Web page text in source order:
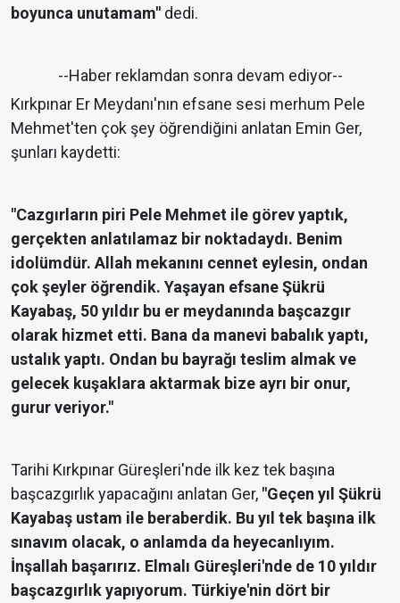
boyunca unutamam" dedi.
--Haber reklamdan sonra devam ediyor--
Kırkpınar Er Meydanı'nın efsane sesi merhum Pele
Mehmet'ten çok şey öğrendiğini anlatan Emin Ger,
şunları kaydetti:
"Cazgırların piri Pele Mehmet ile görev yaptık,
gerçekten anlatılamaz bir noktadaydı. Benim
idolümdür. Allah mekanını cennet eylesin, ondan
çok şeyler öğrendik. Yaşayan efsane Şükrü
Kayabaş, 50 yıldır bu er meydanında başcazgır
olarak hizmet etti. Bana da manevi babalık yaptı,
ustalık yaptı. Ondan bu bayrağı teslim almak ve
gelecek kuşaklara aktarmak bize ayrı bir onur,
gurur veriyor."
Tarihi Kırkpınar Güreşleri'nde ilk kez tek başına
başcazgırlık yapacağını anlatan Ger, "Geçen yıl Şükrü
Kayabaş ustam ile beraberdik. Bu yıl tek başına ilk
sınavım olacak, o anlamda da heyecanlıyım.
İnşallah başarırız. Elmalı Güreşleri'nde de 10 yıldır
başcazgırlık yapıyorum. Türkiye'nin dört bir